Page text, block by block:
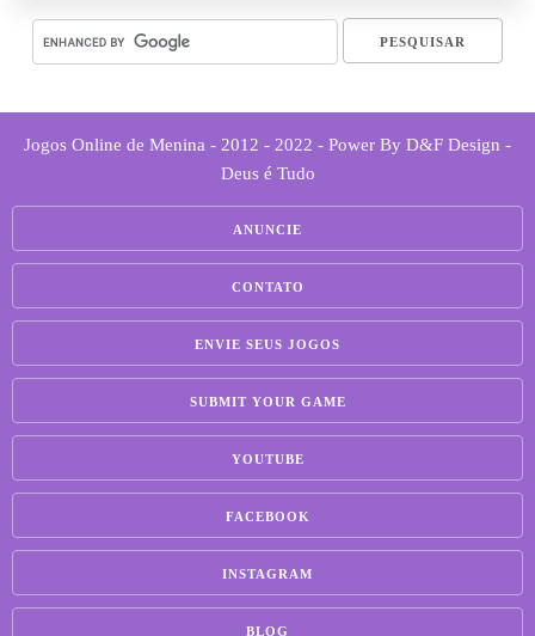
Jogos Online de Menina - 2012 - 2022 - Power By D&F Design -
Deus é Tudo
ANUNCIE
CONTATO
ENVIE SEUS JOGOS
SUBMIT YOUR GAME
YOUTUBE
FACEBOOK
INSTAGRAM
BLOG